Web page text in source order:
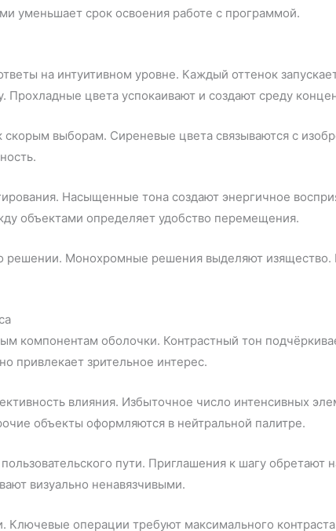
уменьшает срок освоения работе с программой.
на интуитивном уровне. Каждый оттенок
Прохладные цвета успокаивают и создают среду
выборам. Сиреневые цвета связываются с
Насыщенные тона создают энергичное
объектами определяет удобство перемещения.
решении. Монохромные решения выделяют
компонентам оболочки. Контрастный тон
привлекает зрительное интерес.
влияния. Избыточное число интенсивных
объекты оформляются в нейтральной палитре.
пути. Приглашения к шагу
визуально ненавязчивыми.
Ключевые операции требуют максимального